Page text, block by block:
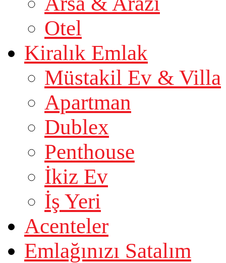
Otel
Kiralık Emlak
Müstakil Ev & Villa
Apartman
Dublex
Penthouse
İkiz Ev
İş Yeri
Acenteler
Emlağınızı Satalım